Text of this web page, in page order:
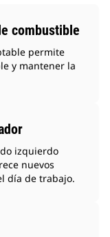
combustible
permite
y mantener la
izquierdo
nuevos
día de trabajo.